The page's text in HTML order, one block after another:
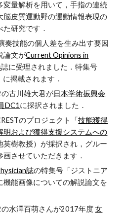
変量解析を用いて，手指の連続
脳皮質運動野の運動情報表現の
研究です．
奏技能の個人差を生み出す要因
論文がCurrent Opinions in
誌に受理されました．特集号
に掲載されます．
の古川雄大君が日本学術振興会
DC1に採択されました．
のプロジェクト「技能獲得
明および獲得支援システムへの
英樹教授）が採択され，グルー
させていただきます．
誌の特集号「ジストニア
機能画像についての解説論文を
の水澤百萌さんが2017年度女